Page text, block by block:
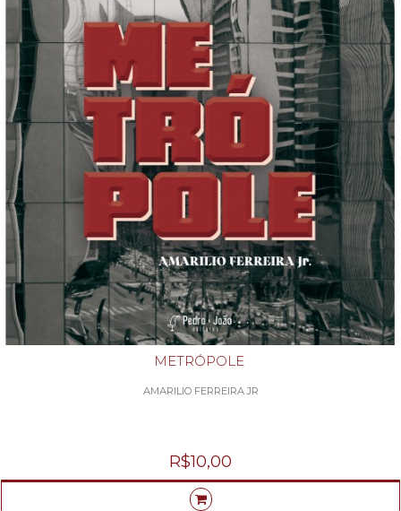
METRÓPOLE
AMARILIO FERREIRA JR
R$10,00